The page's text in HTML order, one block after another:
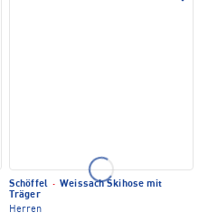
Schöffel · Weissach Skihose mit
Träger
Herren